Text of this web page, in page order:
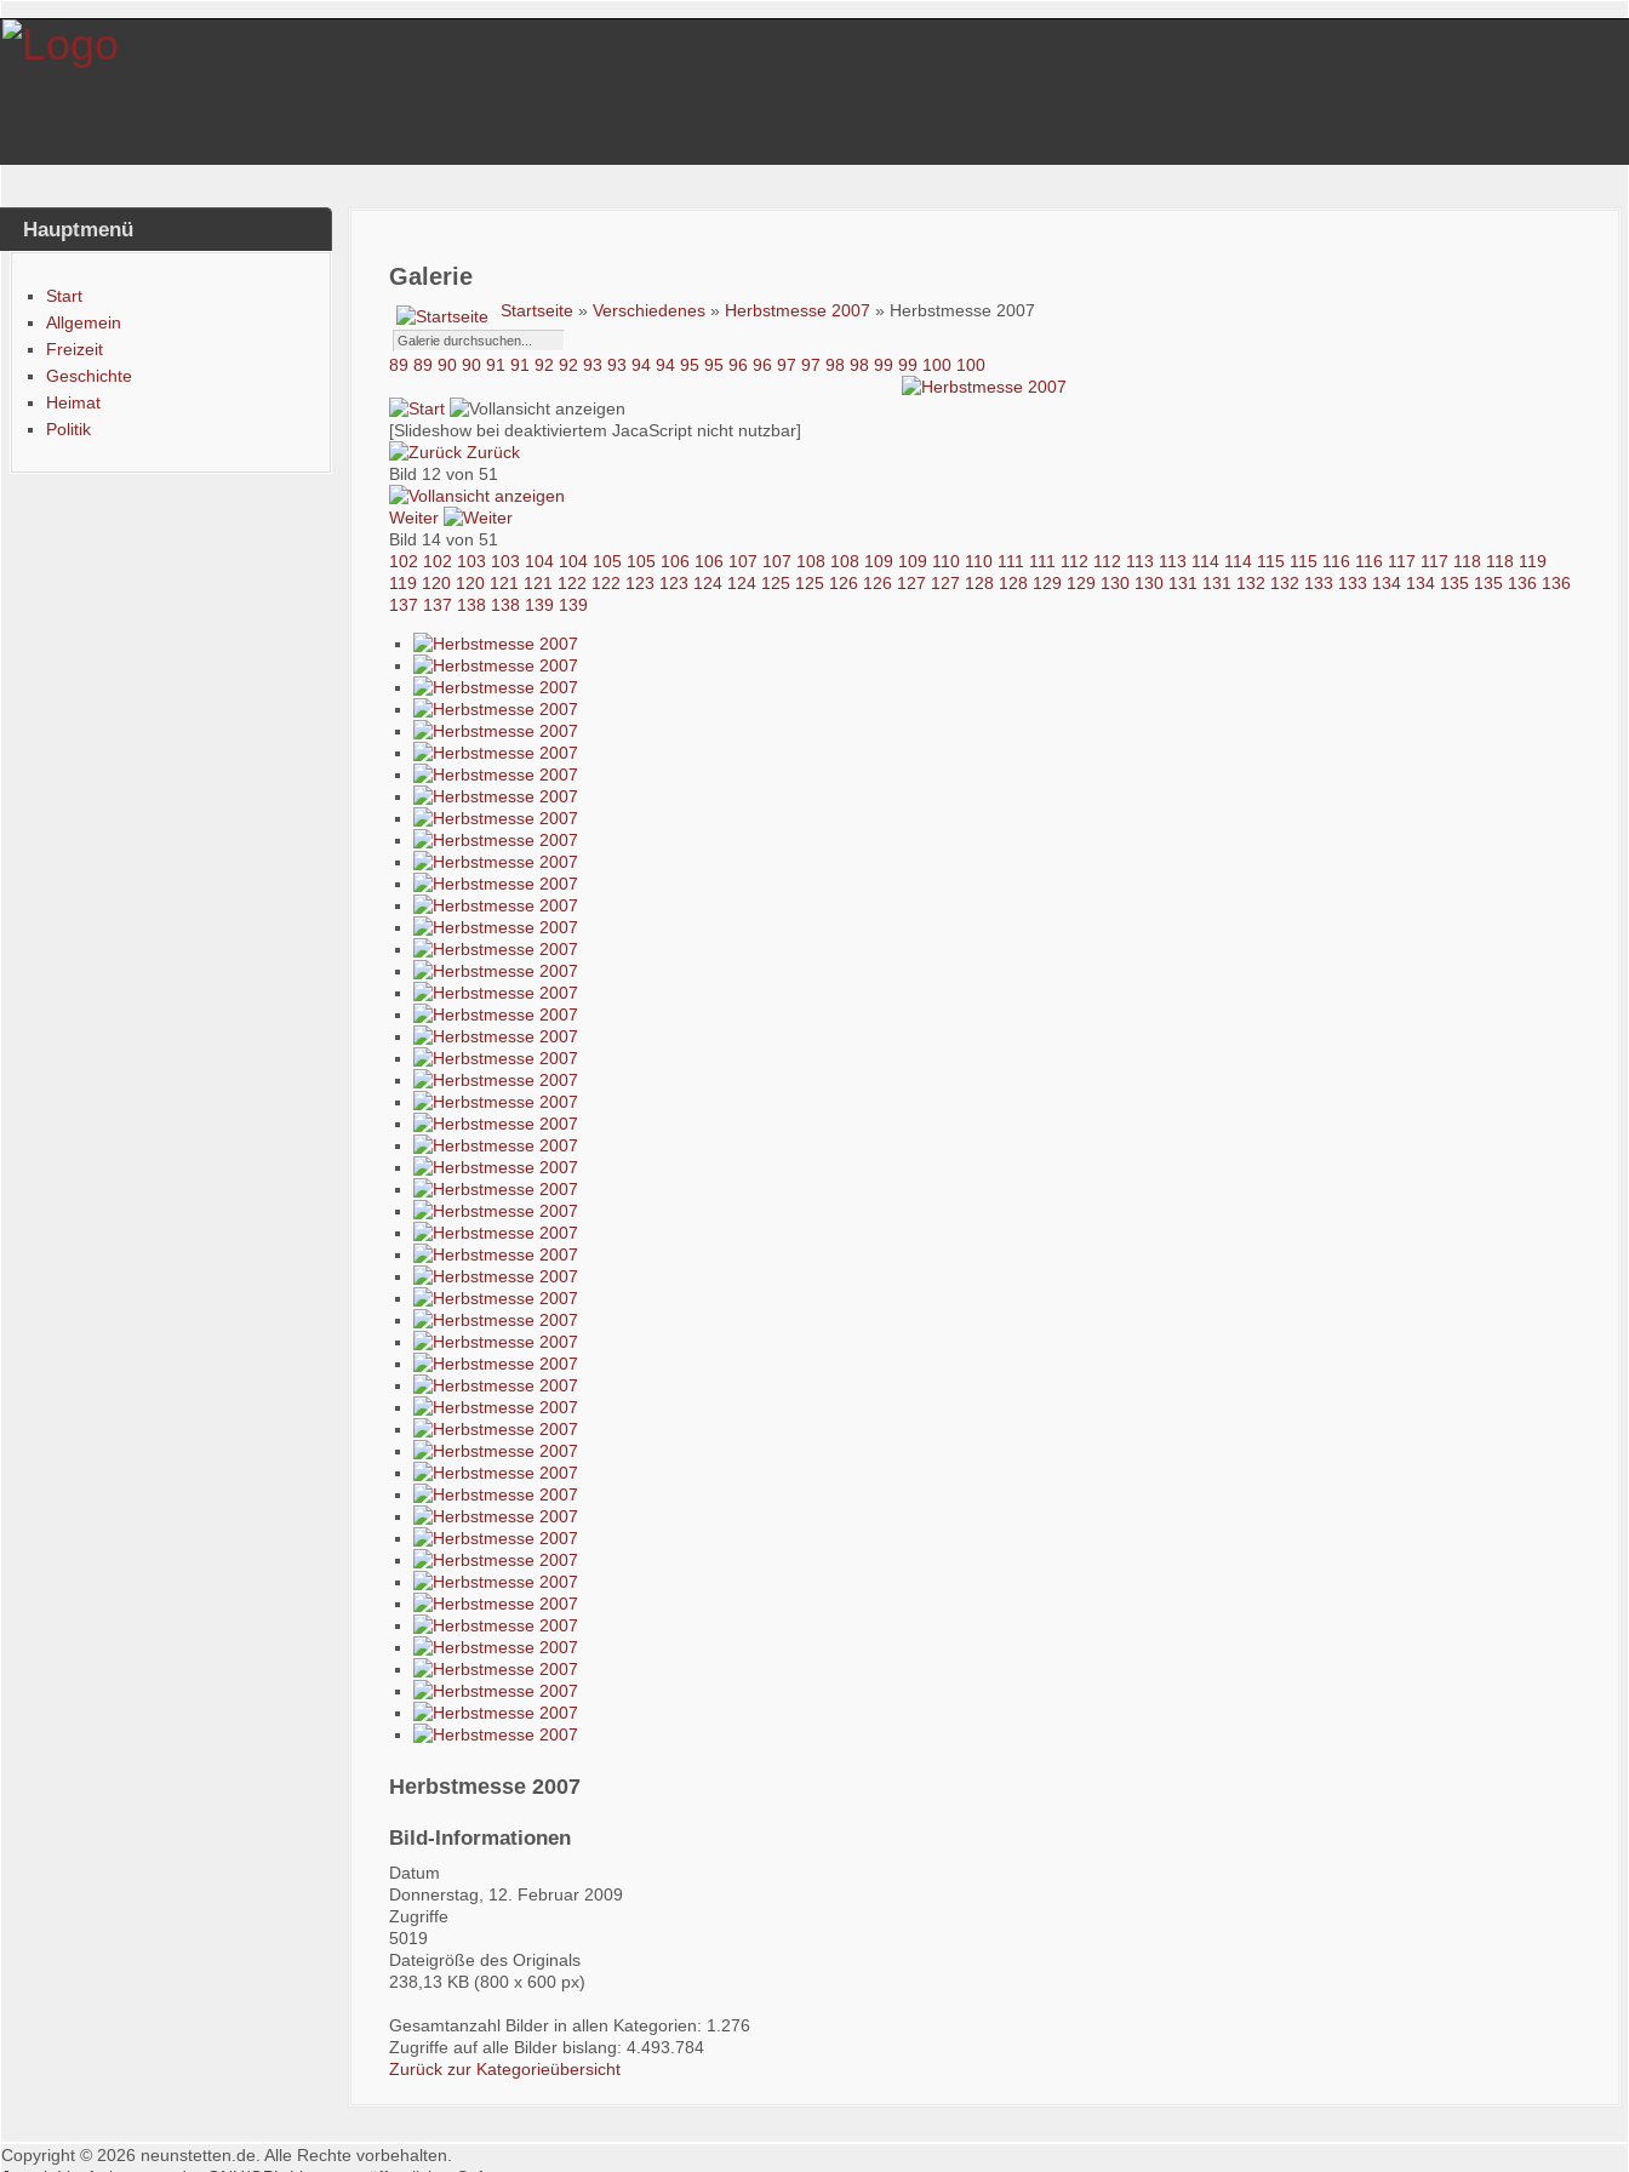
Hauptmenü
Start
Allgemein
Freizeit
Geschichte
Heimat
Politik
Galerie
Startseite »Verschiedenes » Herbstmesse 2007» Herbstmesse 2007
89 89 90 90 91 91 92 92 93 93 94 94 95 95 96 96 97 97 98 98 99 99 100 100
[Slideshow bei deaktiviertem JacaScript nicht nutzbar]
Zurück
Bild 12 von 51
Weiter
Bild 14 von 51
102 102 103 103 104 104 105 105 106 106 107 107 108 108 109 109 110 110 111 111 112 112 113 113 114 114 115 115 116 116 117 117 118 118 119
119 120 120 121 121 122 122 123 123 124 124 125 125 126 126 127 127 128 128 129 129 130 130 131 131 132 132 133 133 134 134 135 135 136 136
137 137 138 138 139 139
Herbstmesse 2007
Bild-Informationen
Datum
Donnerstag, 12. Februar 2009
Zugriffe
5019
Dateigröße des Originals
238,13 KB (800 x 600 px)
Gesamtanzahl Bilder in allen Kategorien: 1.276
Zugriffe auf alle Bilder bislang: 4.493.784
Zurück zur Kategorieübersicht
Copyright © 2026 neunstetten.de. Alle Rechte vorbehalten.